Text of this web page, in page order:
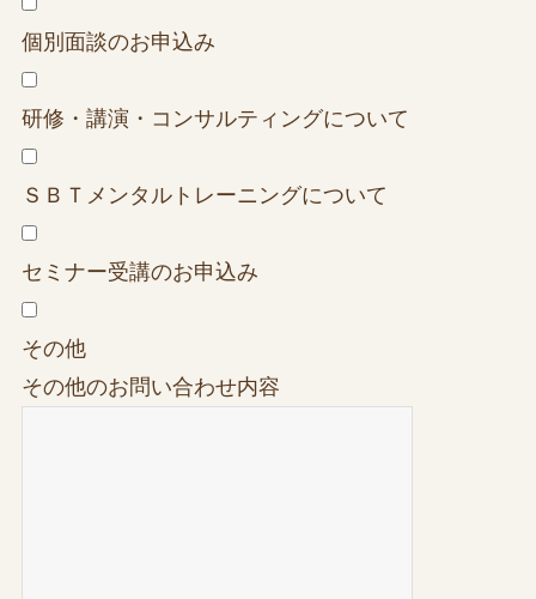
個別面談のお申込み
研修・講演・コンサルティングについて
ＳＢＴメンタルトレーニングについて
セミナー受講のお申込み
その他
その他のお問い合わせ内容